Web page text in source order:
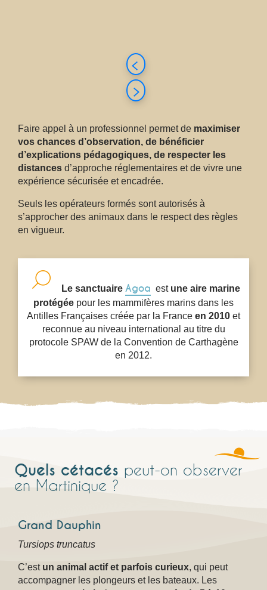
Faire appel à un professionnel permet de maximiser
vos chances d’observation, de bénéficier
d’explications pédagogiques, de respecter les
distances d’approche réglementaires et de vivre une
expérience sécurisée et encadrée.
Seuls les opérateurs formés sont autorisés à
s’approcher des animaux dans le respect des règles
en vigueur.
Le sanctuaire Agoa est une aire marine
protégée pour les mammifères marins dans les
Antilles Françaises créée par la France en 2010 et
reconnue au niveau international au titre du
protocole SPAW de la Convention de Carthagène
en 2012.
Quels cétacés peut-on observer
en Martinique ?
Grand Dauphin
Tursiops truncatus
C’est un animal actif et parfois curieux, qui peut
accompagner les plongeurs et les bateaux. Les